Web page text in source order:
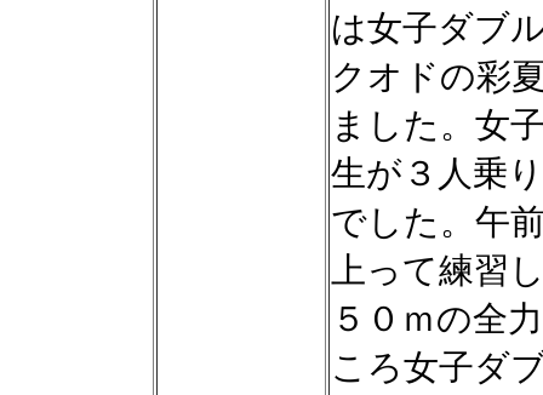
は女子ダブ
クオドの彩
ました。女
生が３人乗
でした。午
上って練習
５０ｍの全
ころ女子ダ